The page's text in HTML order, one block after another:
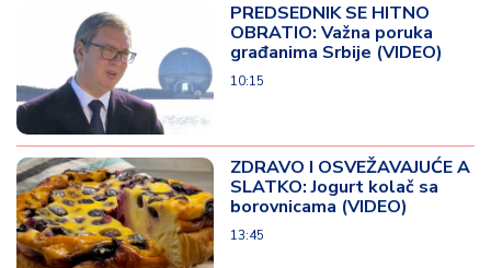
PREDSEDNIK SE HITNO
OBRATIO: Važna poruka
građanima Srbije (VIDEO)
10:15
ZDRAVO I OSVEŽAVAJUĆE A
SLATKO: Jogurt kolač sa
borovnicama (VIDEO)
13:45